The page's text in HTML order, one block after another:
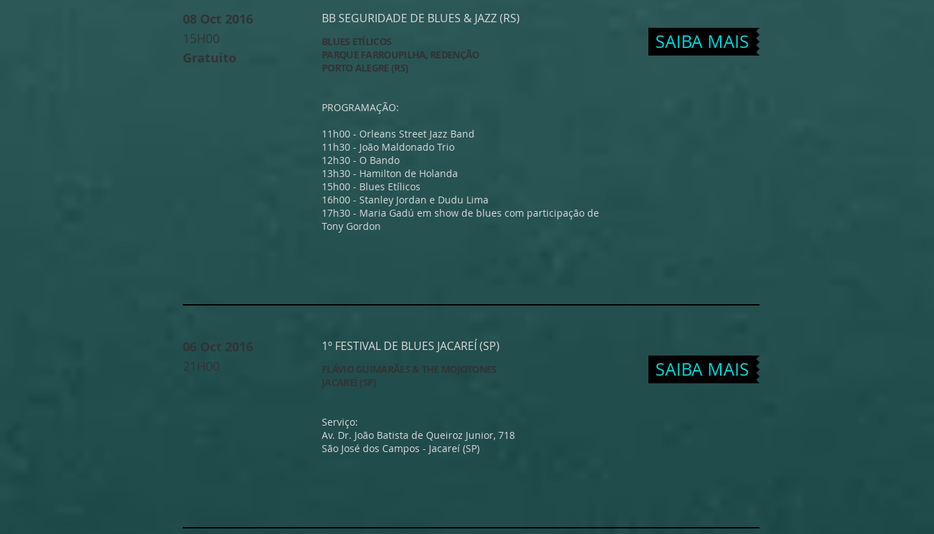
08 Oct 2016
15H00
Gratuito
BB SEGURIDADE DE BLUES & JAZZ (RS)
BLUES ETÍLICOS
PARQUE FARROUPILHA, REDENÇÃO
PORTO ALEGRE (RS)
PROGRAMAÇÃO:
11h00 - Orleans Street Jazz Band
11h30 - João Maldonado Trio
12h30 - O Bando
13h30 - Hamilton de Holanda
15h00 - Blues Etílicos
16h00 - Stanley Jordan e Dudu Lima
17h30 - Maria Gadú em show de blues com participação de
Tony Gordon
SAIBA MAIS
06 Oct 2016
21H00
1º FESTIVAL DE BLUES JACAREÍ (SP)
FLÁVIO GUIMARÃES & THE MOJOTONES
JACAREÍ (SP)
Serviço:
Av. Dr. João Batista de Queiroz Junior, 718
São José dos Campos - Jacareí (SP)
SAIBA MAIS